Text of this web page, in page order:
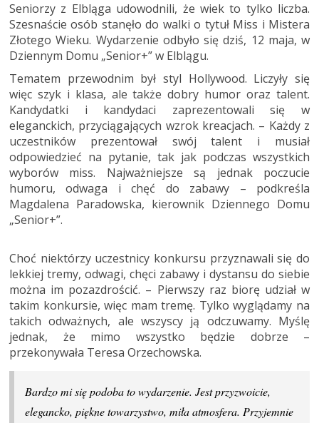
Seniorzy z Elbląga udowodnili, że wiek to tylko liczba.
Szesnaście osób stanęło do walki o tytuł Miss i Mistera
Złotego Wieku. Wydarzenie odbyło się dziś, 12 maja, w
Dziennym Domu „Senior+” w Elblągu.
Tematem przewodnim był styl Hollywood. Liczyły się
więc szyk i klasa, ale także dobry humor oraz talent.
Kandydatki i kandydaci zaprezentowali się w
eleganckich, przyciągających wzrok kreacjach. – Każdy z
uczestników prezentował swój talent i musiał
odpowiedzieć na pytanie, tak jak podczas wszystkich
wyborów miss. Najważniejsze są jednak poczucie
humoru, odwaga i chęć do zabawy – podkreśla
Magdalena Paradowska, kierownik Dziennego Domu
„Senior+”.
Choć niektórzy uczestnicy konkursu przyznawali się do
lekkiej tremy, odwagi, chęci zabawy i dystansu do siebie
można im pozazdrościć. – Pierwszy raz biorę udział w
takim konkursie, więc mam tremę. Tylko wyglądamy na
takich odważnych, ale wszyscy ją odczuwamy. Myślę
jednak, że mimo wszystko będzie dobrze –
przekonywała Teresa Orzechowska.
Bardzo mi się podoba to wydarzenie. Jest przyzwoicie,
elegancko, piękne towarzystwo, miła atmosfera. Przyjemnie